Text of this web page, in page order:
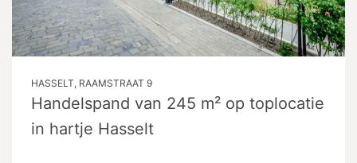
HASSELT, RAAMSTRAAT 9
Handelspand van 245 m² op toplocatie
in hartje Hasselt